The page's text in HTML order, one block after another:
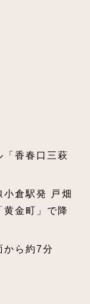
香春口三萩
倉駅発 戸畑
金町」で降
ら約7分